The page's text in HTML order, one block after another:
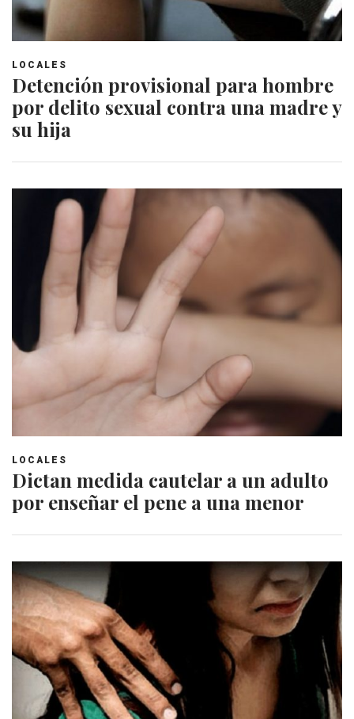
LOCALES
Detención provisional para hombre
por delito sexual contra una madre y
su hija
LOCALES
Dictan medida cautelar a un adulto
por enseñar el pene a una menor